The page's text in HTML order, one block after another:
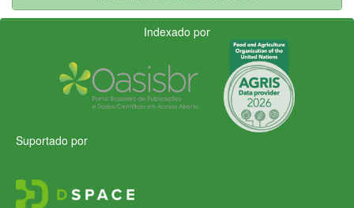
Indexado por
Suportado por